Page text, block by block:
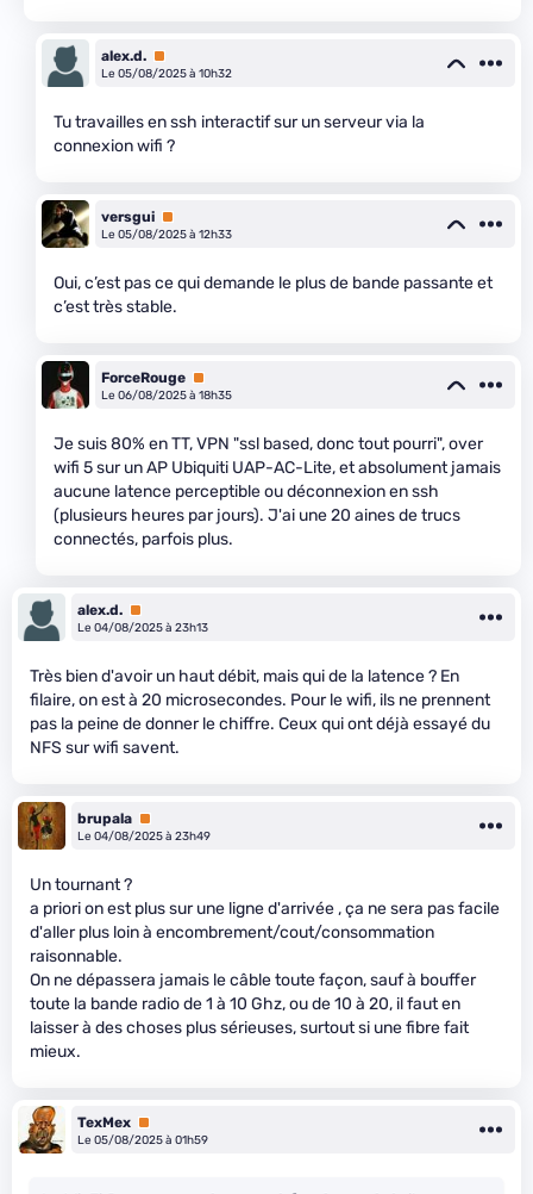
alex.d. Premium
Le 05/08/2025 à 10h32
Tu travailles en ssh interactif sur un serveur via la
connexion wifi ?
versgui Premium
Le 05/08/2025 à 12h33
Oui, c’est pas ce qui demande le plus de bande passante et
c’est très stable.
ForceRouge Premium
Le 06/08/2025 à 18h35
Je suis 80% en TT, VPN "ssl based, donc tout pourri", over
wifi 5 sur un AP Ubiquiti UAP-AC-Lite, et absolument jamais
aucune latence perceptible ou déconnexion en ssh
(plusieurs heures par jours). J'ai une 20 aines de trucs
connectés, parfois plus.
alex.d. Premium
Le 04/08/2025 à 23h13
Très bien d'avoir un haut débit, mais qui de la latence ? En
filaire, on est à 20 microsecondes. Pour le wifi, ils ne prennent
pas la peine de donner le chiffre. Ceux qui ont déjà essayé du
NFS sur wifi savent.
brupala Premium
Le 04/08/2025 à 23h49
Un tournant ?
a priori on est plus sur une ligne d'arrivée , ça ne sera pas facile
d'aller plus loin à encombrement/cout/consommation
raisonnable.
On ne dépassera jamais le câble toute façon, sauf à bouffer
toute la bande radio de 1 à 10 Ghz, ou de 10 à 20, il faut en
laisser à des choses plus sérieuses, surtout si une fibre fait
mieux.
TexMex Premium
Le 05/08/2025 à 01h59